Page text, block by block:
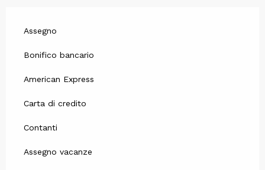
Assegno
Bonifico bancario
American Express
Carta di credito
Contanti
Assegno vacanze